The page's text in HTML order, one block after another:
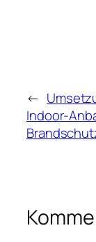
←
Indoor-